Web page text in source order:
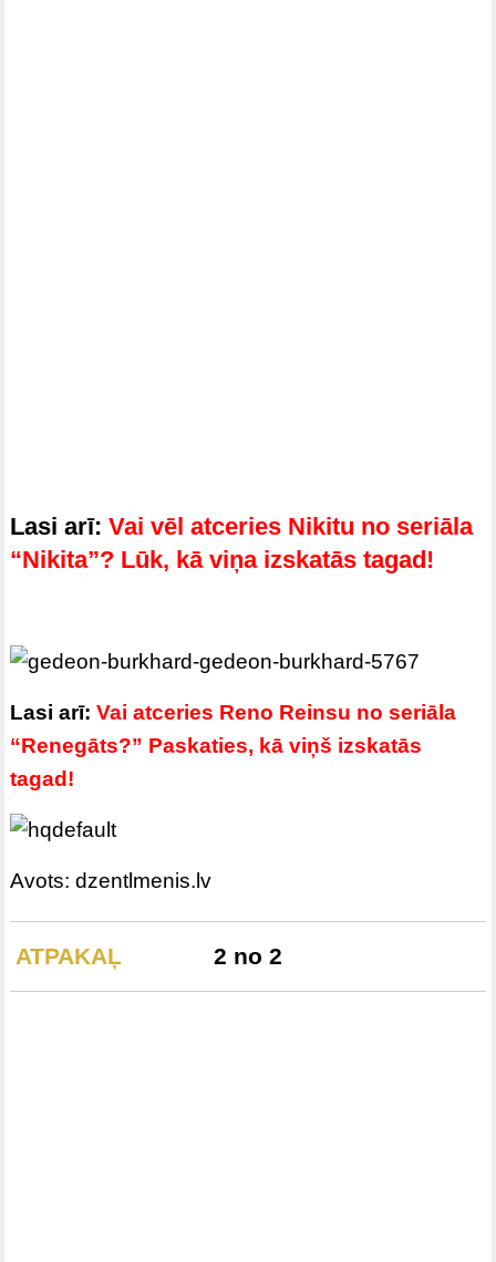
Lasi arī:Vai vēl atceries Nikitu no seriāla
“Nikita”? Lūk, kā viņa izskatās tagad!
Lasi arī:Vai atceries Reno Reinsu no seriāla
“Renegāts?” Paskaties, kā viņš izskatās
tagad!
Avots: dzentlmenis.lv
ATPAKAĻ 2 no 2